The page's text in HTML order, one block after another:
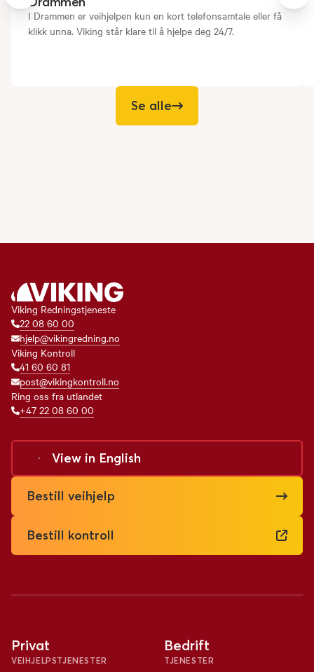
I Drammen er veihjelpen kun en kort telefonsamtale eller få
klikk unna. Viking står klare til å hjelpe deg 24/7.
Se alle
Viking Redningstjeneste
22 08 60 00
hjelp@vikingredning.no
Viking Kontroll
41 60 60 81
post@vikingkontroll.no
Ring oss fra utlandet
+47 22 08 60 00
View in English
Bestill veihjelp
Bestill kontroll
Privat
VEIHJELPSTJENESTER
Bedrift
TJENESTER